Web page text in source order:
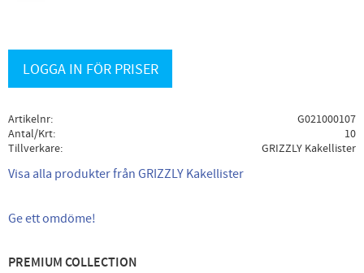
LOGGA IN FÖR PRISER
Artikelnr
G021000107
Antal/Krt
10
Tillverkare
GRIZZLY Kakellister
Visa alla produkter från GRIZZLY Kakellister
Ge ett omdöme!
PREMIUM COLLECTION